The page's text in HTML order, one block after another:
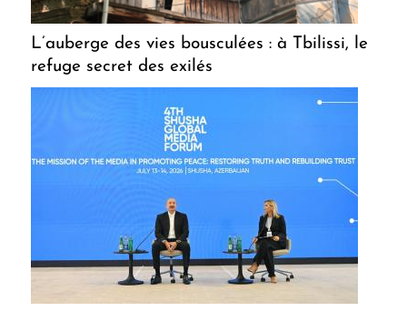
L’auberge des vies bousculées : à Tbilissi, le
refuge secret des exilés